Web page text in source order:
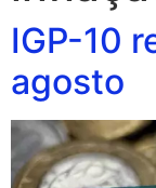
IGP-10
agosto